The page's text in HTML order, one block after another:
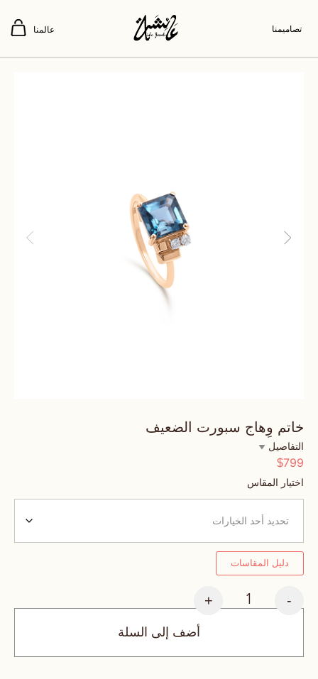
تصاميمنا عالمنا
خاتم وِهاج سبورت الضعيف
التفاصيل
$799
اختيار المقاس
دليل المقاسات
-
+
أضف إلى السلة